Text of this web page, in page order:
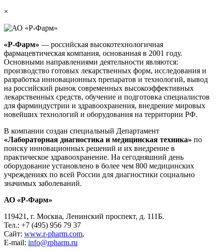
×
«Р-Фарм» — российская высокотехнологичная
фармацевтическая компания, основанная в 2001 году.
Основными направлениями деятельности являются:
производство готовых лекарственных форм, исследования и
разработка инновационных препаратов и технологий, вывод
на российский рынок современных высокоэффективных
лекарственных средств, обучение и подготовка специалистов
для фарминдустрии и здравоохранения, внедрение мировых
новейших технологий и оборудования на территории РФ.
В компании создан специальный Департамент
«Лабораторная диагностика и медицинская техника» по
поиску инновационных решений и их внедрение в
практическое здравоохранение. На сегодняшний день
оборудование установлено в более чем 800 медицинских
учреждениях по всей России для диагностики социально
значимых заболеваний.
АО «Р-Фарм»
119421, г. Москва, Ленинский проспект, д. 111Б.
Тел.: +7 (495) 956 79 37
Сайт: www.r-pharm.com,
E-mail: info@rpharm.ru